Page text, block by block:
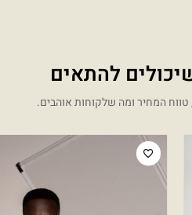
להתאים
טווח המחיר ומה שלקוחות אוהבים.
Sale!
המחיר המקורי היה: ₪799.00.
המחיר הנוכחי הוא: ₪299.00.